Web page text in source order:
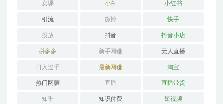
卖课 小白 小红书
引流 微博 快手
投放 抖音 抖音小店
拼多多 新手网赚 无人直播
日入过千 最新网赚 淘宝
热门网赚 直播 直播带货
知乎 知识付费 短视频